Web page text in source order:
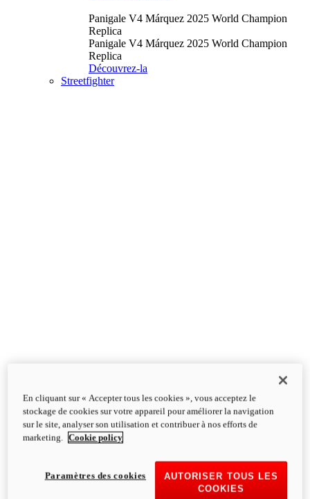
Panigale V4 Márquez 2025 World Champion
Replica
Panigale V4 Márquez 2025 World Champion
Replica
Découvrez-la
Streetfighter
En cliquant sur « Accepter tous les cookies », vous acceptez le
stockage de cookies sur votre appareil pour améliorer la navigation
sur le site, analyser son utilisation et contribuer à nos efforts de
marketing.
Cookie policy
AUTORISER TOUS LES
COOKIES
Paramètres des cookies